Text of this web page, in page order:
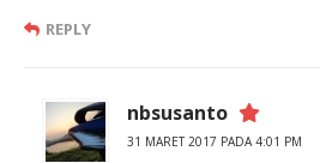
REPLY
nbsusanto
31 MARET 2017 PADA 4:01 PM